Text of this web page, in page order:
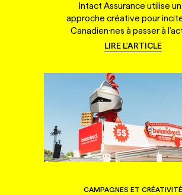
Intact Assurance utilise
approche créative pour
Canadien·nes à passer à
LIRE L'ARTICLE
CAMPAGNES ET CRÉATIVITÉ